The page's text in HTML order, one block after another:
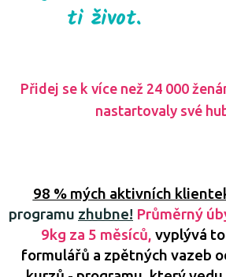
ti život.
Přidej se k více než 24 000
nastartovaly své
98 % mých aktivních
programu zhubne! Průměrný
9kg za 5 měsíců, vyplývá
formulářů a zpětných vazeb